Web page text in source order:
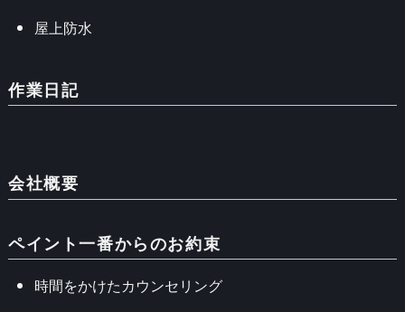
屋上防水
作業日記
会社概要
ペイント一番からのお約束
時間をかけたカウンセリング